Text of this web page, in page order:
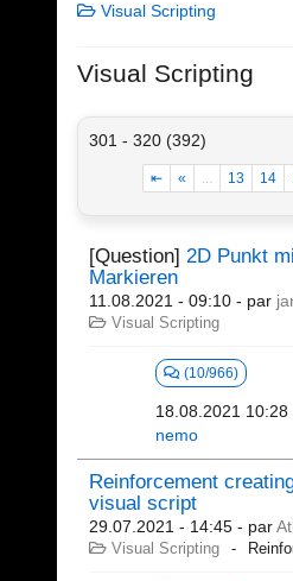
Visual Scripting
Visual Scripting
301 - 320 (392)
⇤ « ... 13 14
[Question] 2D Punkt
Markieren
11.08.2021 - 09:10 - par
Visual Scripting
(10/966)
18.08.2021 10:28
nemo
Reinforcement
visual script
29.07.2021 - 14:45 - par
Visual Scripting